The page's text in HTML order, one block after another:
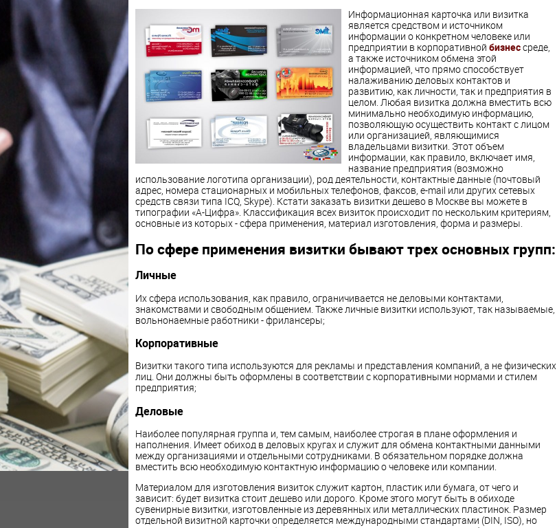
Информационная карточка или визитка
является средством и источником
информации о конкретном человеке или
предприятии в корпоративной бизнессреде,
а также источником обмена этой
информацией, что прямо способствует
налаживанию деловых контактов и
развитию, как личности, так и предприятия в
целом. Любая визитка должна вместить всю
минимально необходимую информацию,
позволяющую осуществить контакт с лицом
или организацией, являющимися
владельцами визитки. Этот объем
информации, как правило, включает имя,
название предприятия (возможно
использование логотипа организации), род деятельности, контактные данные (почтовый
адрес, номера стационарных и мобильных телефонов, факсов, e-mail или других сетевых
средств связи типа ICQ, Skype). Кстати заказать визитки дешево в Москве вы можете в
типографии «А-Цифра». Классификация всех визиток происходит по нескольким критериям,
основные из которых - сфера применения, материал изготовления, форма и размеры.
По сфере применения визитки бывают трех основных групп:
Личные
Их сфера использования, как правило, ограничивается не деловыми контактами,
знакомствами и свободным общением. Также личные визитки используют, так называемые,
вольнонаемные работники - фрилансеры;
Корпоративные
Визитки такого типа используются для рекламы и представления компаний, а не физических
лиц. Они должны быть оформлены в соответствии с корпоративными нормами и стилем
предприятия;
Деловые
Наиболее популярная группа и, тем самым, наиболее строгая в плане оформления и
наполнения. Имеет обиход в деловых кругах и служит для обмена контактными данными
между организациями и отдельными сотрудниками. В обязательном порядке должна
вместить всю необходимую контактную информацию о человеке или компании.
Материалом для изготовления визиток служит картон, пластик или бумага, от чего и
зависит: будет визитка стоит дешево или дорого. Кроме этого могут быть в обиходе
сувенирные визитки, изготовленные из деревянных или металлических пластинок. Размер
отдельной визитной карточки определяется международными стандартами (DIN, ISO), но